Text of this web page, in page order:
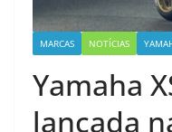
MARCAS NOTÍCIAS
Yamaha
lançada